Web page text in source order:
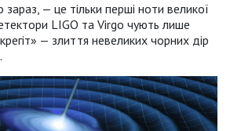
— це тільки перші ноти великої
LIGO та Virgo чують лише
— злиття невеликих чорних дір